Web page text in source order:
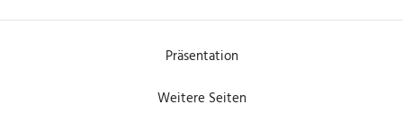
Präsentation
Weitere Seiten